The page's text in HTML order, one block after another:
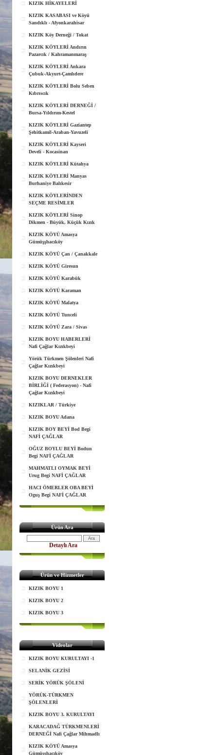
KIZIK HİKAYELERİ
KIZIK KASABASI ve Köyü
Sandıklı - Afyonkarahisar
KIZIK Köy Derneği / Tokat
KIZIK KÖYLERİ Andırın
Pazarcık / Kahramanmaraş
KIZIK KÖYLERİ Ankara
Çubuk-Akyurt-Çamlıdere
KIZIK KÖYLERİ Bolu Seben
Kıbrıscık
KIZIK KÖYLERİ DERNEĞİ /
Bursa-Yıldırım-Kestel
KIZIK KÖYLERİ Gaziantep
Şehitkamil-Araban-Yavuzeli
KIZIK KÖYLERİ Kayseri
Develi - Kocasinan
KIZIK KÖYLERİ Kütahya
KIZIK KÖYLERİ Manyas
Burhaniye Balıkesir
KIZIK KÖYLERİNDEN
SEÇME RESİMLER
KIZIK KÖYLERİ Sinop
Dikmen - Büyük, Küçük Kızık
KIZIK KÖYÜ Amasya
Gümüşşhacıköy
KIZIK KÖYÜ Çan / Çanakkale
KIZIK KÖYÜ Giresun
KIZIK KÖYÜ Karabük
KIZIK KÖYÜ Karaman
KIZIK KÖYÜ Malatya
KIZIK KÖYÜ Tunceli
KIZIK KÖYÜ Zara / Sivas
KIZIK BOYU HABERLERİ
Nafi Çağlar Kızıkbeyi
Yörük Türkmen Şölenleri Nafi
Çağlar Kızıkbeyi
KIZIK BOYU DERNEKLER
BİRLİĞİ ( Federasyon) - Nafi
Çağlar Kızıkbeyi
KIZIKLAR / Türkiye
KIZIK BOYU Adana
KIZIK BOY BEYİ Bod Begi
NAFİ ÇAĞLAR
OĞUZ BOYLU BEYİ Bodun
Begi NAFİ ÇAĞLAR
MAHMATLI OYMAK BEYİ
Urug Begi NAFİ ÇAĞLAR
HACI ÖMERLER OBA BEYİ
Oguş Begi NAFİ ÇAĞLAR
Ürün Ara
Detaylı Ara
Ürün ve Hizmetler
KIZIK BOYU 1
KIZIK BOYU 2
KIZIK BOYU 3
Videolar
KIZIK BOYU KURULTAYI -1
SELANİK GEZİSİ
SERİK YÖRÜK ŞÖLENİ
YÖRÜK-TÜRKMEN
ŞÖLENLERİ
KIZIK BOYU 3. KURULTAYI
KARACADAĞ TÜRKMENLERİ
DERNEĞİ Nafi Çağlar Mihmadlı
KIZIK KÖYÜ Amasya
Gümüşşhacıköy